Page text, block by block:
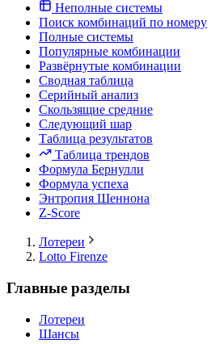
Неполные системы
Поиск комбинаций по номеру
Полные системы
Популярные комбинации
Развёрнутые комбинации
Сводная таблица
Серийный анализ
Скользящие средние
Следующий шар
Таблица результатов
Таблица трендов
Формула Бернулли
Формула успеха
Энтропия Шеннона
Z-Score
Лотереи
Lotto Firenze
Главные разделы
Лотереи
Шансы